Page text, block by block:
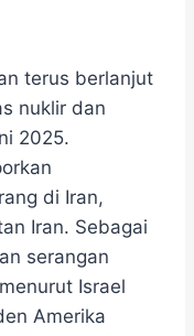
terus berlanjut
nuklir dan
2025.
di Iran,
Iran. Sebagai
serangan
Israel
Amerika